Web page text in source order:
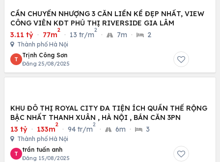
CẦN CHUYỂN NHƯỢNG 3 CĂN LIỀN KỀ ĐẸP NHẤT, VIEW
CÔNG VIÊN KĐT PHÚ THỊ RIVERSIDE GIA LÂM
3.11 tỷ · 77m
2
· 13 tr/m
2
· 7m · 2
Thành phố Hà Nội
T
Trịnh Công Sơn
Đăng 25/08/2025
KHU ĐÔ THỊ ROYAL CITY ĐA TIỆN ÍCH QUẦN THỂ RỘNG
BẬC NHẤT THANH XUÂN , HÀ NỘI , BÁN CĂN 3PN
13 tỷ · 133m
2
· 94 tr/m
2
· 6m · 3
Thành phố Hà Nội
T
trần tuấn anh
Đăng 15/08/2025